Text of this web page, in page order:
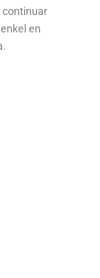
continuar
en